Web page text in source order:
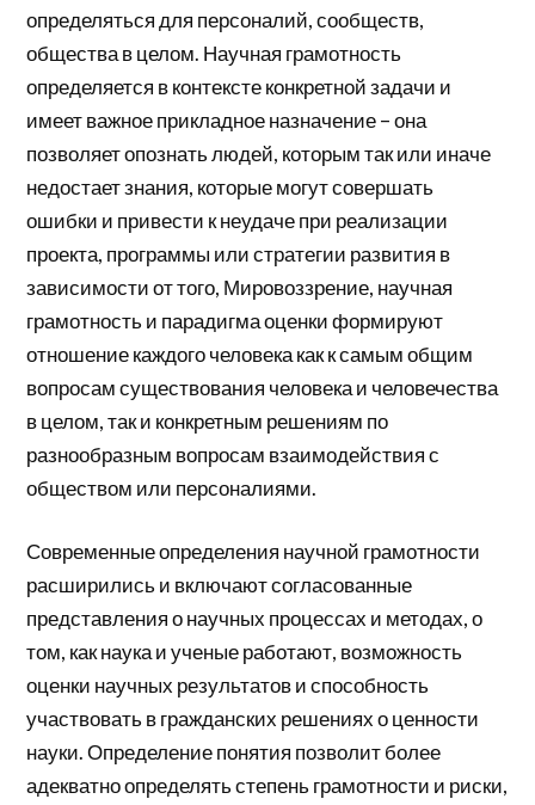
определяться для персоналий, сообществ,
общества в целом. Научная грамотность
определяется в контексте конкретной задачи и
имеет важное прикладное назначение – она
позволяет опознать людей, которым так или иначе
недостает знания, которые могут совершать
ошибки и привести к неудаче при реализации
проекта, программы или стратегии развития в
зависимости от того, Мировоззрение, научная
грамотность и парадигма оценки формируют
отношение каждого человека как к самым общим
вопросам существования человека и человечества
в целом, так и конкретным решениям по
разнообразным вопросам взаимодействия с
обществом или персоналиями.
Современные определения научной грамотности
расширились и включают согласованные
представления о научных процессах и методах, о
том, как наука и ученые работают, возможность
оценки научных результатов и способность
участвовать в гражданских решениях о ценности
науки. Определение понятия позволит более
адекватно определять степень грамотности и риски,